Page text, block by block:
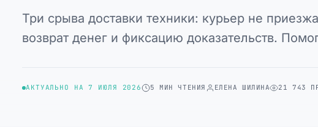
Три срыва доставки техники: курьер не
возврат денег и фиксацию доказательств.
АКТУАЛЬНО НА 7 ИЮЛЯ 2026 5 МИН ЧТЕНИЯ ЕЛЕНА ШИЛИНА 21 743